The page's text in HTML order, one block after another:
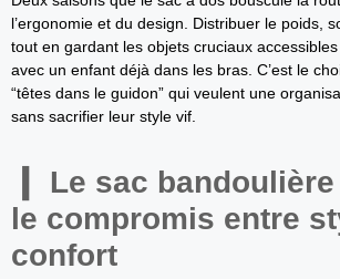
l’ergonomie et du design. Distribuer le poids,
tout en gardant les objets cruciaux
avec un enfant déjà dans les bras. C’est le
“têtes dans le guidon” qui veulent une
sans sacrifier leur style vif.
Le sac
le compromis entre
confort